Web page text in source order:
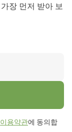
장 먼저 받아 보
이용약관에 동의합